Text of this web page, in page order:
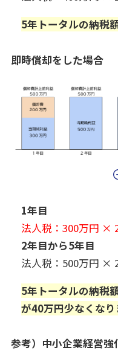
5年トータルの納税
即時償却をした場合
1年目
法人税：300万円 ×
2年目から5年目
法人税：500万円 ×
5年トータルの納税
が40万円少なくなり
参考）中小企業経営